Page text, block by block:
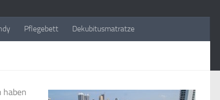
Pflegebett Dekubitusmatratze
haben